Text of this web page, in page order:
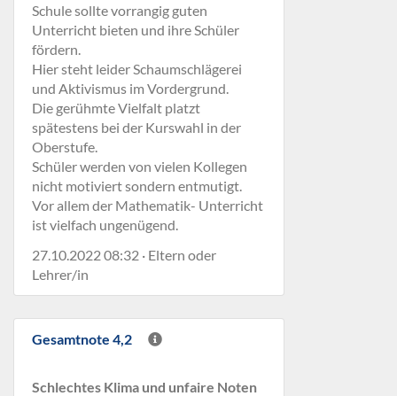
Schule sollte vorrangig guten
Unterricht bieten und ihre Schüler
fördern.
Hier steht leider Schaumschlägerei
und Aktivismus im Vordergrund.
Die gerühmte Vielfalt platzt
spätestens bei der Kurswahl in der
Oberstufe.
Schüler werden von vielen Kollegen
nicht motiviert sondern entmutigt.
Vor allem der Mathematik- Unterricht
ist vielfach ungenügend.
27.10.2022 08:32 · Eltern oder
Lehrer/in
Gesamtnote 4,2
Schlechtes Klima und unfaire Noten